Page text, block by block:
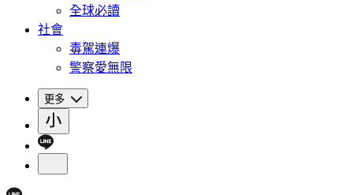
全球必讀
社會
毒駕連爆
警察愛無限
更多